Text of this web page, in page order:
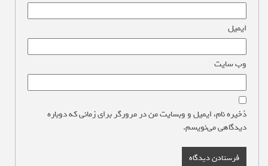
ایمیل
وب‌ سایت
ذخیره نام، ایمیل و وبسایت من در مرورگر برای زمانی که دوباره
دیدگاهی می‌نویسم.